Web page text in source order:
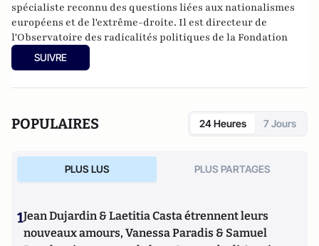
spécialiste reconnu des questions liées aux nationalismes
européens et de l'extrême-droite. Il est directeur de
l'Observatoire des radicalités politiques de la Fondation
Jean-Jaurès
et senior fellow au Centre for the Analysis of
the Radical Right (CARR)
SUIVRE
POPULAIRES 24 Heures 7 Jours
PLUS LUS PLUS PARTAGES
1Jean Dujardin & Laetitia Casta étrennent leurs
nouveaux amours, Vanessa Paradis & Samuel